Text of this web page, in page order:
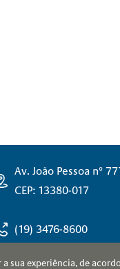
Av. João Pessoa nº
CEP: 13380-017
(19) 3476-8600
sua experiência, de